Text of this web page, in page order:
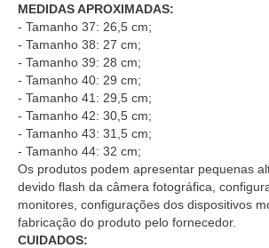
MEDIDAS APROXIMADAS:
- Tamanho 37: 26,5 cm;
- Tamanho 38: 27 cm;
- Tamanho 39: 28 cm;
- Tamanho 40: 29 cm;
- Tamanho 41: 29,5 cm;
- Tamanho 42: 30,5 cm;
- Tamanho 43: 31,5 cm;
- Tamanho 44: 32 cm;
Os produtos podem apresentar pequenas
devido flash da câmera fotográfica,
monitores, configurações dos dispositivos
fabricação do produto pelo fornecedor.
CUIDADOS: